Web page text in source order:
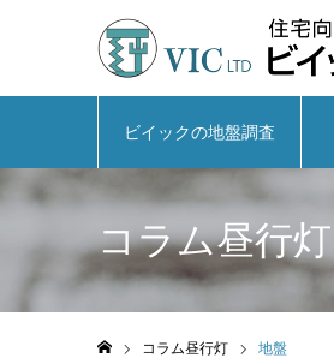
ビイックの地盤調査
コラム昼行灯
コラム昼行灯 地盤